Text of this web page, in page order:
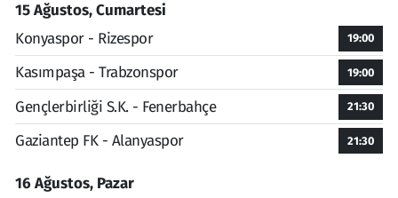
15 Ağustos, Cumartesi
Konyaspor - Rizespor
19:00
Kasımpaşa - Trabzonspor 19:00
Gençlerbirliği S.K. - Fenerbahçe 21:30
Gaziantep FK - Alanyaspor 21:30
16 Ağustos, Pazar